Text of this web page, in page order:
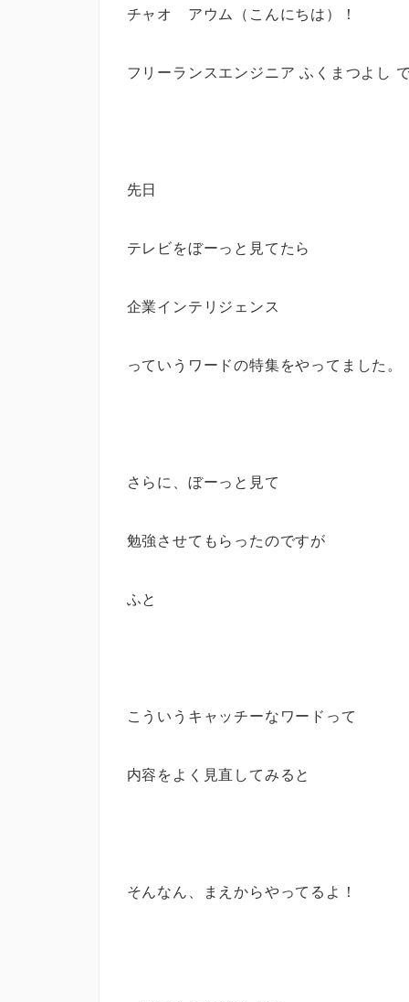
チャオ アウム（こんにちは）！
フリーランスエンジニア ふくまつよし
先日
テレビをぼーっと見てたら
企業インテリジェンス
っていうワードの特集をやってました。
さらに、ぼーっと見て
勉強させてもらったのですが
ふと
こういうキャッチーなワードって
内容をよく見直してみると
そんなん、まえからやってるよ！